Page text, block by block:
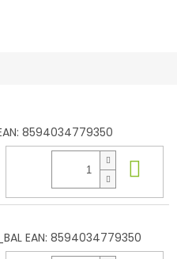
8594034779350
EAN: 8594034779350